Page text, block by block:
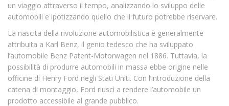
un viaggio attraverso il tempo, analizzando lo sviluppo delle
automobili e ipotizzando quello che il futuro potrebbe riservare.
La nascita della rivoluzione automobilistica è generalmente
attribuita a Karl Benz, il genio tedesco che ha sviluppato
l’automobile Benz Patent-Motorwagen nel 1886. Tuttavia, la
possibilità di produrre automobili in massa ebbe origine nelle
officine di Henry Ford negli Stati Uniti. Con l’introduzione della
catena di montaggio, Ford riuscì a rendere l’automobile un
prodotto accessibile al grande pubblico.